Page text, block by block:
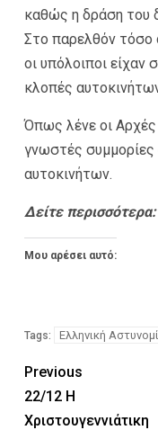
καθώς η δράση του
Στο παρελθόν τόσο
οι υπόλοιποι είχαν
κλοπές
Όπως λένε οι Αρχές
γνωστές
αυτοκινήτων.
Δείτε περισσότερα:
Μου αρέσει αυτό:
Tags: Ελληνική
Previous
22/12 Η
Χριστουγεννιάτικη